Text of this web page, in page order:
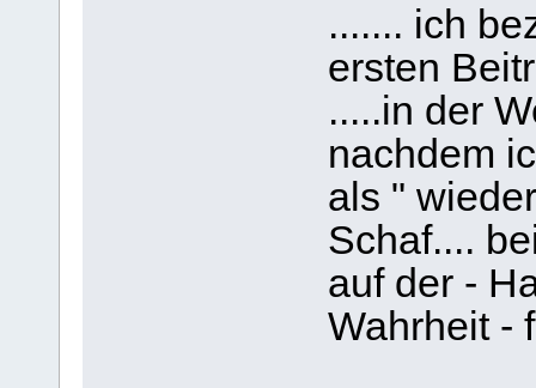
....... ich
ersten
.....in der
nachdem
als "
Schaf....
auf der -
Wahrheit -